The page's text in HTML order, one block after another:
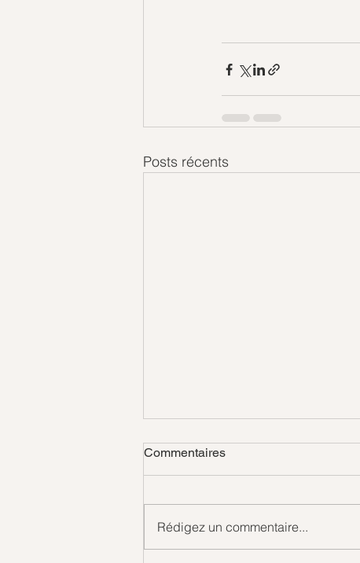
Posts récents
Gouttes d'amour
Commentaires
Rédigez un commentaire...